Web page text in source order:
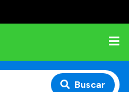
Buscar